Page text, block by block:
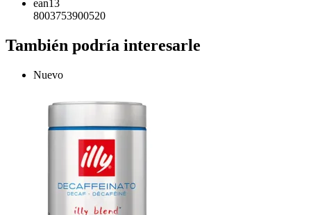
ean13
8003753900520
También podría interesarle
Nuevo